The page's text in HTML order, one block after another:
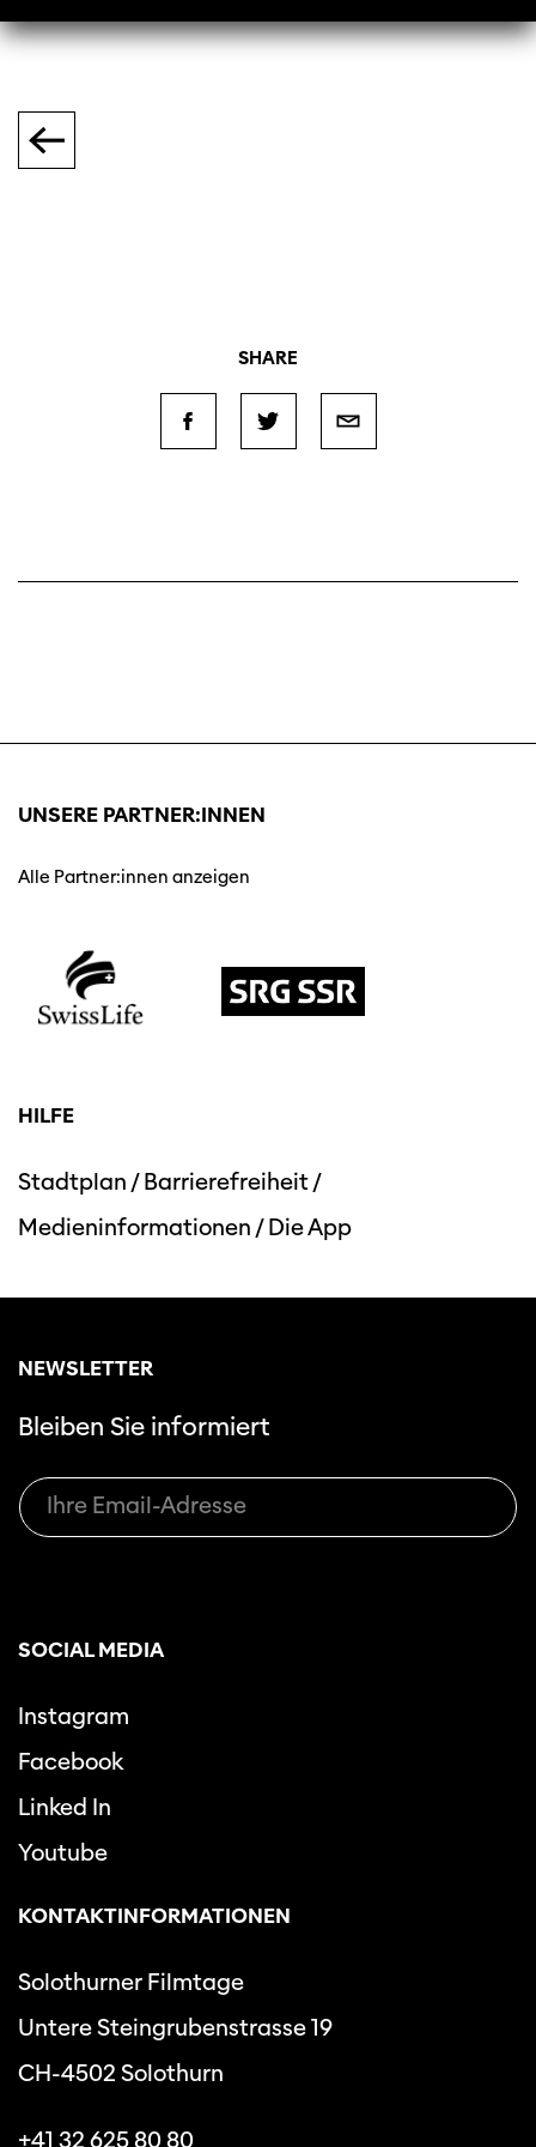
Diese Seite wird mit Internet Explorer
SHARE
UNSERE PARTNER:INNEN
Alle Partner:innen anzeigen
HILFE
Stadtplan /Barrierefreiheit/
Medieninformationen /Die App
NEWSLETTER
Bleiben Sie informiert
SOCIAL MEDIA
Instagram
Facebook
Linked In
Youtube
KONTAKTINFORMATIONEN
Solothurner Filmtage
Untere Steingrubenstrasse 19
CH-4502 Solothurn
+41 32 625 80 80